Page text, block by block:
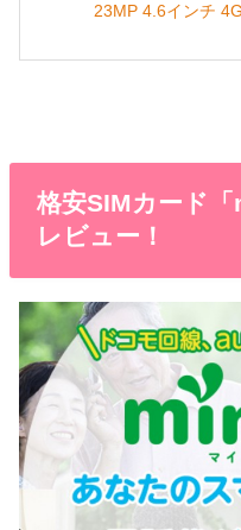
23MP 4.6インチ
格安SIMカード「
レビュー！